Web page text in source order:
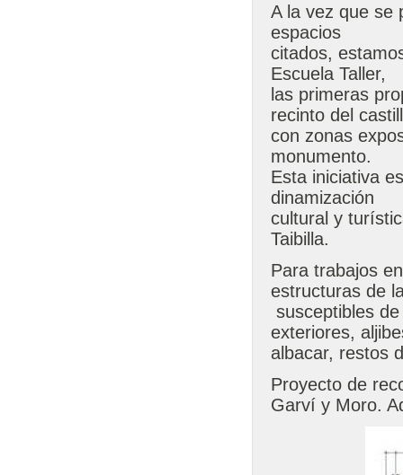
A la vez que se
espacios
citados,
Escuela Taller,
las primeras
recinto del
con zonas
monumento.
Esta iniciativa
dinamización
cultural y
Taibilla.
Para trabajos
estructuras de
susceptibles
exteriores,
albacar, restos
Proyecto de
Garví y Moro.